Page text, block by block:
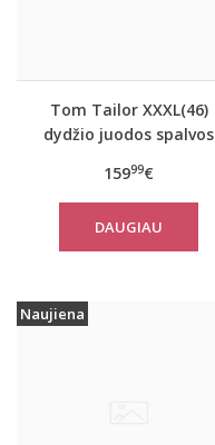
Tom Tailor XXXL(46)
dydžio juodos spalvos
žiemai Tom Tailor
14482
15999€
DAUGIAU
Naujiena